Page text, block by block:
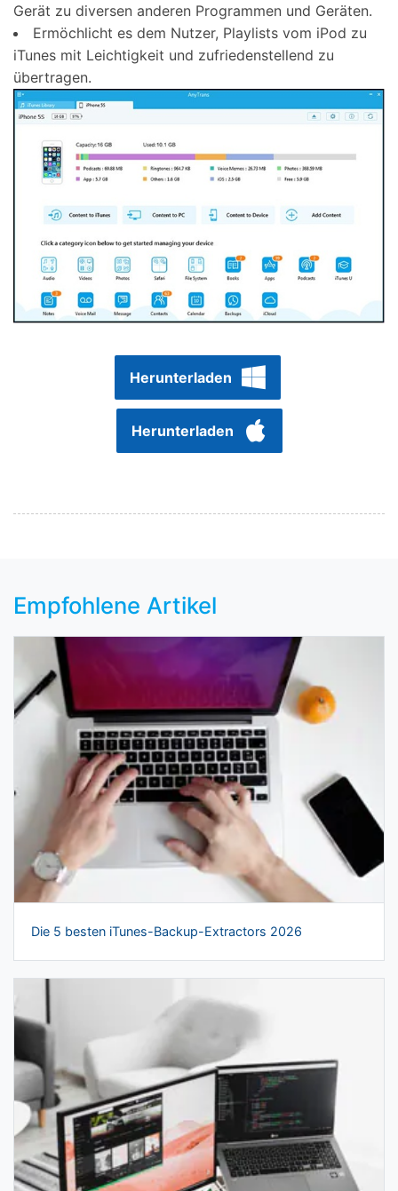
Gerät zu diversen anderen Programmen und Geräten.
Ermöchlicht es dem Nutzer, Playlists vom iPod zu
iTunes mit Leichtigkeit und zufriedenstellend zu
übertragen.
Herunterladen
Herunterladen
Empfohlene Artikel
Die 5 besten iTunes-Backup-Extractors 2026